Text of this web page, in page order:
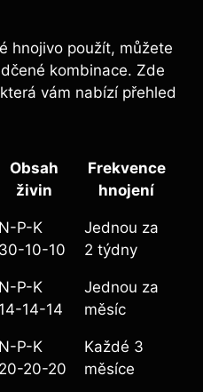
hnojivo použít, můžete
kombinace. Zde
vám nabízí přehled
Obsah
živin
Frekvence
hnojení
N-P-K
30-10-10
Jednou za
2 týdny
N-P-K
14-14-14
Jednou za
měsíc
N-P-K
20-20-20
Každé 3
měsíce